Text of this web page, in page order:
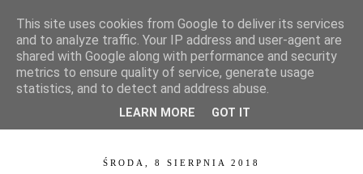
▼
ŚRODA, 8 SIERPNIA 2018
This site uses cookies from Google to deliver its services
and to analyze traffic. Your IP address and user-agent are
shared with Google along with performance and security
metrics to ensure quality of service, generate usage
statistics, and to detect and address abuse.
LEARN MORE GOT IT